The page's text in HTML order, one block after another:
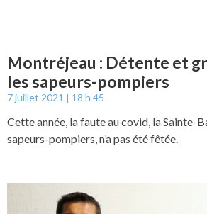
Montréjeau : Détente et
les sapeurs-pompiers
7 juillet 2021 18 h 45
Cette année, la faute au covid, la Sainte-
sapeurs-pompiers, n’a pas été fêtée.